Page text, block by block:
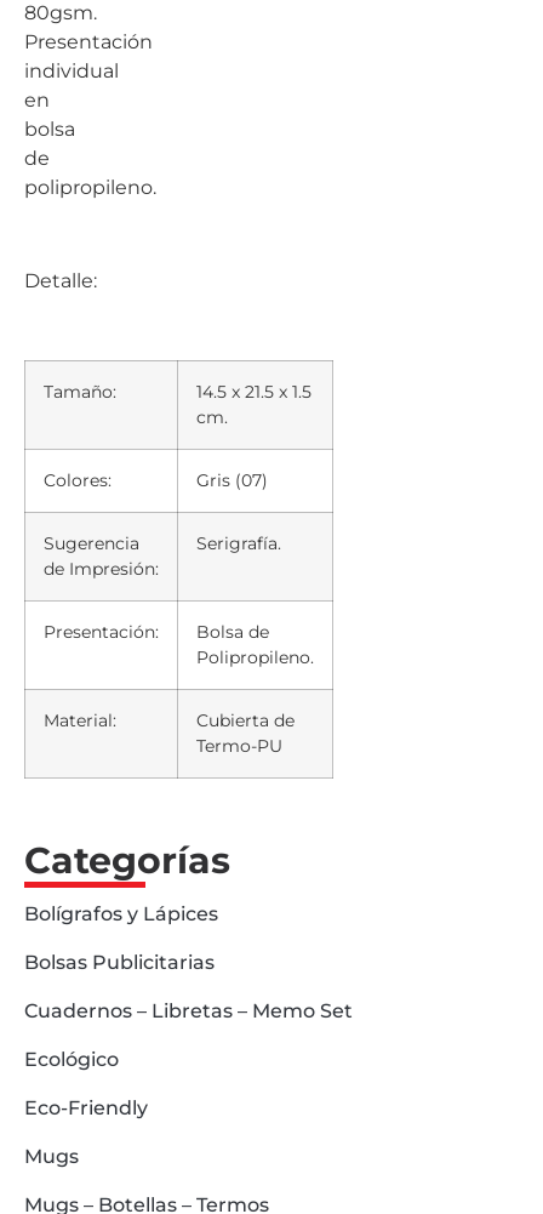
80gsm.
Presentación
individual
en
bolsa
de
polipropileno.
Detalle:
Tamaño:
14.5 x 21.5 x 1.5
cm.
Colores: Gris (07)
Sugerencia
de Impresión:
Serigrafía.
Presentación:
Bolsa de
Polipropileno.
Material:
Cubierta de
Termo-PU
Categorías
Bolígrafos y Lápices
Bolsas Publicitarias
Cuadernos – Libretas – Memo Set
Ecológico
Eco-Friendly
Mugs
Mugs – Botellas – Termos